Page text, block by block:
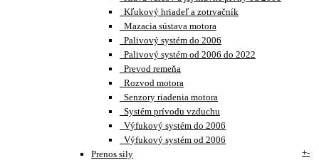
Kľukový hriadeľ a zotrvačník
Mazacia sústava motora
Palivový systém do 2006
Palivový systém od 2006 do 2022
Prevod remeňa
Rozvod motora
Senzory riadenia motora
Systém prívodu vzduchu
Výfukový systém do 2006
Výfukový systém od 2006
Prenos sily
+-